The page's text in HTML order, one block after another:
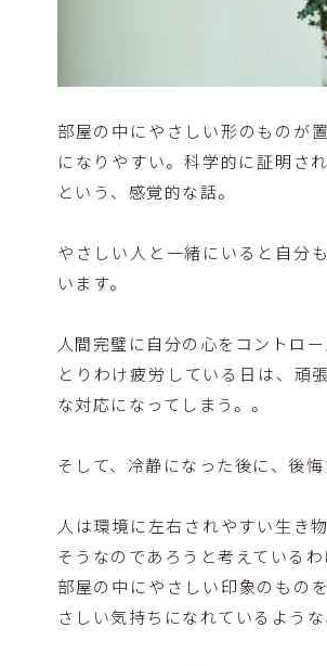
部屋の中にやさしい形のものが
になりやすい。科学的に証明さ
という、感覚的な話。
やさしい人と一緒にいると自分
います。
人間完璧に自分の心をコントロ
とりわけ疲労している日は、頑
な対応になってしまう。。
そして、冷静になった後に、後
人は環境に左右されやすい生き
そうなのであろうと考えているわ
部屋の中にやさしい印象のもの
さしい気持ちになれているよう